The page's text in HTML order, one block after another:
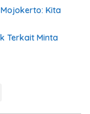
Kita
Terkait Minta